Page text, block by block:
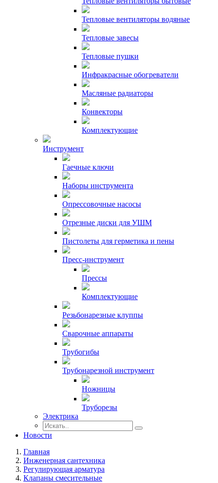
Тепловые вентиляторы водяные
Тепловые завесы
Тепловые пушки
Инфракрасные обогреватели
Масляные радиаторы
Конвекторы
Комплектующие
Инструмент
Гаечные ключи
Наборы инструмента
Опрессовочные насосы
Отрезные диски для УШМ
Пистолеты для герметика и пены
Пресс-инструмент
Прессы
Комплектующие
Резьбонарезные клуппы
Сварочные аппараты
Трубогибы
Трубонарезной инструмент
Ножницы
Труборезы
Электрика
Новости
Главная
Инженерная сантехника
Регулирующая арматура
Клапаны смесительные